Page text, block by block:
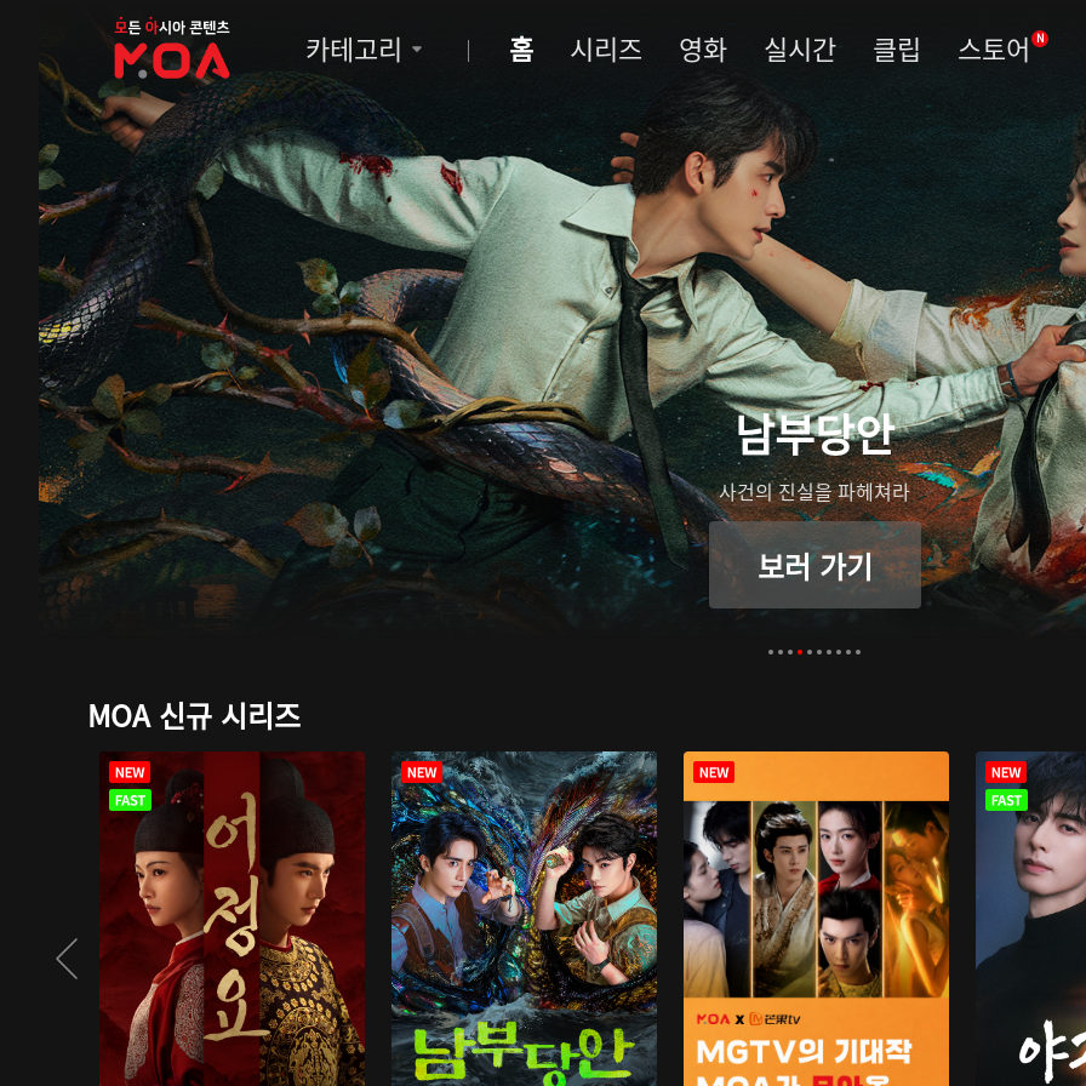
MOA
카테고리 홈 시리즈 영화 실시간 클립 스토어 N
남부당안
사건의 진실을 파헤쳐라
보러 가기
MOA 신규 시리즈